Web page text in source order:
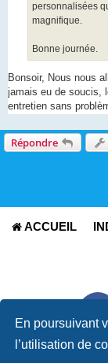
En poursuivant
l’utilisation de
personnalisées
magnifique.
Bonne journée.
Bonsoir, Nous nous
jamais eu de soucis,
entretien sans
Répondre
ACCUEIL